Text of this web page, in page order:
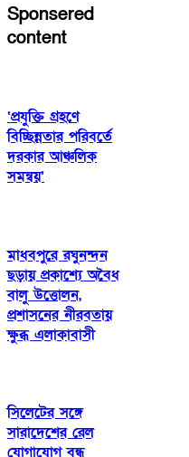
Sponsered
content
‘প্রযুক্তি গ্রহণে
বিচ্ছিন্নতার পরিবর্তে
দরকার আঞ্চলিক
সমন্বয়’
মাধবপুরে রঘুনন্দন
ছড়ায় প্রকাশ্যে অবৈধ
বালু উত্তোলন,
প্রশাসনের নীরবতায়
ক্ষুব্ধ এলাকাবাসী
সিলেটের সঙ্গে
সারাদেশের রেল
যোগাযোগ বন্ধ